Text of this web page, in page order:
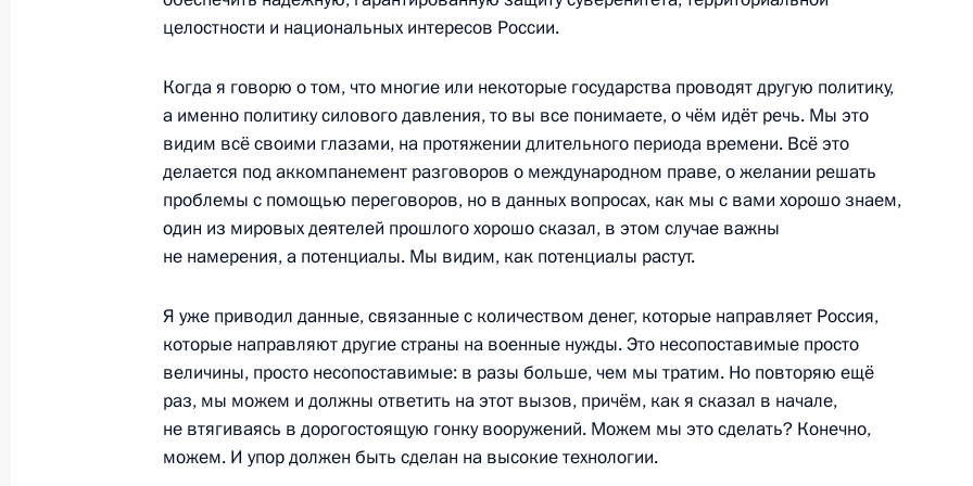
16 января 2015 года, 12:30 Московская область, Ново-Огарёво
15 января 2015 года, четверг
Встреча с Президентом Венесуэлы Николасом Мадуро
15 января 2015 года, 17:30 Московская область, Ново-Огарёво
Форум «Государство и гражданское общество»
15 января 2015 года, 15:30 Москва
6
целостности и национальных интересов России.
Когда я говорю о том, что многие или некоторые государства проводят другую политику,
а именно политику силового давления, то вы все понимаете, о чём идёт речь. Мы это
видим всё своими глазами, на протяжении длительного периода времени. Всё это
делается под аккомпанемент разговоров о международном праве, о желании решать
проблемы с помощью переговоров, но в данных вопросах, как мы с вами хорошо знаем,
один из мировых деятелей прошлого хорошо сказал, в этом случае важны
не намерения, а потенциалы. Мы видим, как потенциалы растут.
Я уже приводил данные, связанные с количеством денег, которые направляет Россия,
которые направляют другие страны на военные нужды. Это несопоставимые просто
величины, просто несопоставимые: в разы больше, чем мы тратим. Но повторяю ещё
раз, мы можем и должны ответить на этот вызов, причём, как я сказал в начале,
не втягиваясь в дорогостоящую гонку вооружений. Можем мы это сделать? Конечно,
можем. И упор должен быть сделан на высокие технологии.